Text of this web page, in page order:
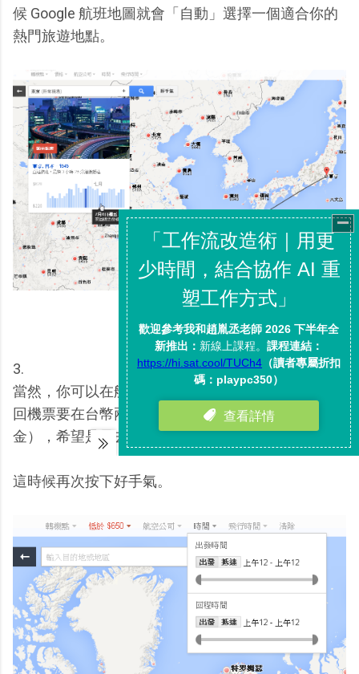
候 Google 航班地圖就會「自動」選擇一個適合你的
熱門旅遊地點。
3.
當然，你可以在航班地圖上做一些條件限制，例如來
回機票要在台幣兩萬元以內（地圖上顯示的價格為美
金），希望是早去晚回，希望不要轉機等等。
這時候再次按下好手氣。